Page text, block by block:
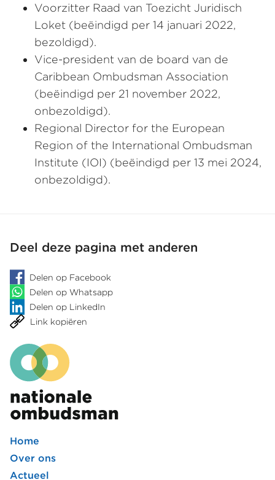
Voorzitter Raad van Toezicht Juridisch
Loket (beëindigd per 14 januari 2022,
bezoldigd).
Vice-president van de board van de
Caribbean Ombudsman Association
(beëindigd per 21 november 2022,
onbezoldigd).
Regional Director for the European
Region of the International Ombudsman
Institute (IOI) (beëindigd per 13 mei 2024,
onbezoldigd).
Deel deze pagina met anderen
Delen op Facebook
Delen op Whatsapp
Delen op LinkedIn
Link kopiëren
Footer
Home
Over ons
Actueel